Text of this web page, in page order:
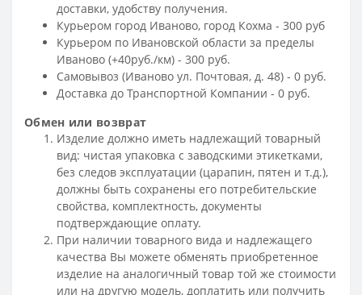
доставки, удобству получения.
Курьером город Иваново, город Кохма - 300 руб
Курьером по Ивановской области за пределы
Иваново (+40руб./км) - 300 руб.
Самовывоз (Иваново ул. Почтовая, д. 48) - 0 руб.
Доставка до Транспортной Компании - 0 руб.
Обмен или возврат
Изделие должно иметь надлежащий товарный
вид: чистая упаковка с заводскими этикетками,
без следов эксплуатации (царапин, пятен и т.д.),
должны быть сохранены его потребительские
свойства, комплектность, документы
подтверждающие оплату.
При наличии товарного вида и надлежащего
качества Вы можете обменять приобретенное
изделие на аналогичный товар той же стоимости
или на другую модель, доплатить или получить